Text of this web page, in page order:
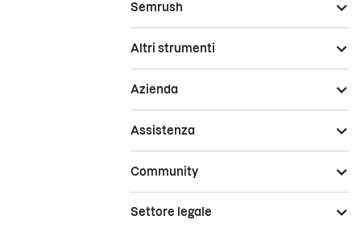
Semrush
Altri strumenti
Azienda
Assistenza
Community
Settore legale